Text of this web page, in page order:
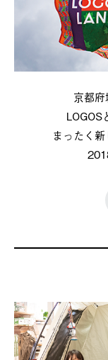
京都
LOGOS
まったく